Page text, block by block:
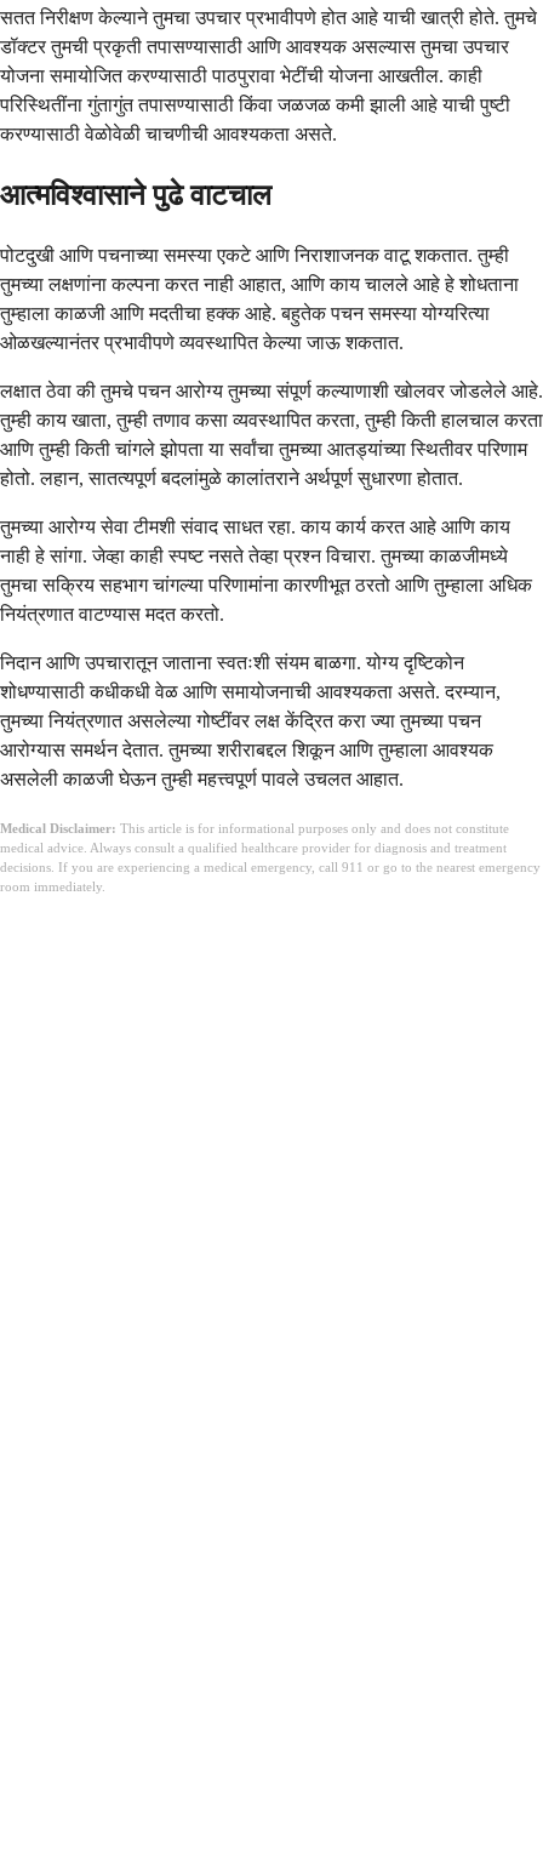
सतत निरीक्षण केल्याने तुमचा उपचार प्रभावीपणे होत आहे याची खात्री होते. तुमचे
डॉक्टर तुमची प्रकृती तपासण्यासाठी आणि आवश्यक असल्यास तुमचा उपचार
योजना समायोजित करण्यासाठी पाठपुरावा भेटींची योजना आखतील. काही
परिस्थितींना गुंतागुंत तपासण्यासाठी किंवा जळजळ कमी झाली आहे याची पुष्टी
करण्यासाठी वेळोवेळी चाचणीची आवश्यकता असते.
आत्मविश्वासाने पुढे वाटचाल
पोटदुखी आणि पचनाच्या समस्या एकटे आणि निराशाजनक वाटू शकतात. तुम्ही
तुमच्या लक्षणांना कल्पना करत नाही आहात, आणि काय चालले आहे हे शोधताना
तुम्हाला काळजी आणि मदतीचा हक्क आहे. बहुतेक पचन समस्या योग्यरित्या
ओळखल्यानंतर प्रभावीपणे व्यवस्थापित केल्या जाऊ शकतात.
लक्षात ठेवा की तुमचे पचन आरोग्य तुमच्या संपूर्ण कल्याणाशी खोलवर जोडलेले आहे.
तुम्ही काय खाता, तुम्ही तणाव कसा व्यवस्थापित करता, तुम्ही किती हालचाल करता
आणि तुम्ही किती चांगले झोपता या सर्वांचा तुमच्या आतड्यांच्या स्थितीवर परिणाम
होतो. लहान, सातत्यपूर्ण बदलांमुळे कालांतराने अर्थपूर्ण सुधारणा होतात.
तुमच्या आरोग्य सेवा टीमशी संवाद साधत रहा. काय कार्य करत आहे आणि काय
नाही हे सांगा. जेव्हा काही स्पष्ट नसते तेव्हा प्रश्न विचारा. तुमच्या काळजीमध्ये
तुमचा सक्रिय सहभाग चांगल्या परिणामांना कारणीभूत ठरतो आणि तुम्हाला अधिक
नियंत्रणात वाटण्यास मदत करतो.
निदान आणि उपचारातून जाताना स्वतःशी संयम बाळगा. योग्य दृष्टिकोन
शोधण्यासाठी कधीकधी वेळ आणि समायोजनाची आवश्यकता असते. दरम्यान,
तुमच्या नियंत्रणात असलेल्या गोष्टींवर लक्ष केंद्रित करा ज्या तुमच्या पचन
आरोग्यास समर्थन देतात. तुमच्या शरीराबद्दल शिकून आणि तुम्हाला आवश्यक
असलेली काळजी घेऊन तुम्ही महत्त्वपूर्ण पावले उचलत आहात.
Medical Disclaimer: This article is for informational purposes only and does not constitute
medical advice. Always consult a qualified healthcare provider for diagnosis and treatment
decisions. If you are experiencing a medical emergency, call 911 or go to the nearest emergency
room immediately.